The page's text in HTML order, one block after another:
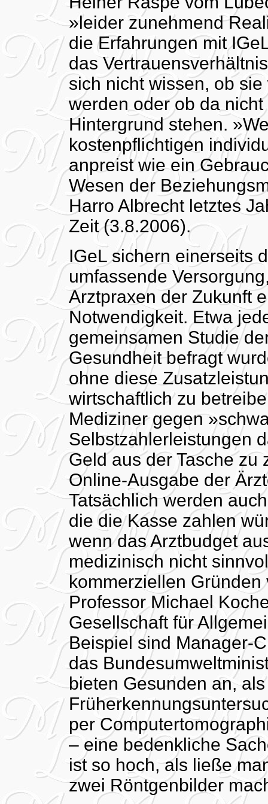
»leider zunehmend
die Erfahrungen mit
das
sich nicht wissen, ob
werden oder ob da
Hintergrund stehen.
kostenpflichtigen
anpreist wie ein
Wesen der
Harro Albrecht letztes
Zeit (3.8.2006).
IGeL sichern einerseits
umfassende
Arztpraxen der Zukunft
Notwendigkeit. Etwa
gemeinsamen Studie
Gesundheit befragt
ohne diese
wirtschaftlich zu
Mediziner gegen
Selbstzahlerleistungen
Geld aus der Tasche zu
Online-Ausgabe der
Tatsächlich werden
die die Kasse zahlen
wenn das Arztbudget
medizinisch nicht
kommerziellen
Professor Michael
Gesellschaft für
Beispiel sind Manager-
das
bieten Gesunden an,
per
– eine bedenkliche
ist so hoch, als ließe
zwei Röntgenbilder